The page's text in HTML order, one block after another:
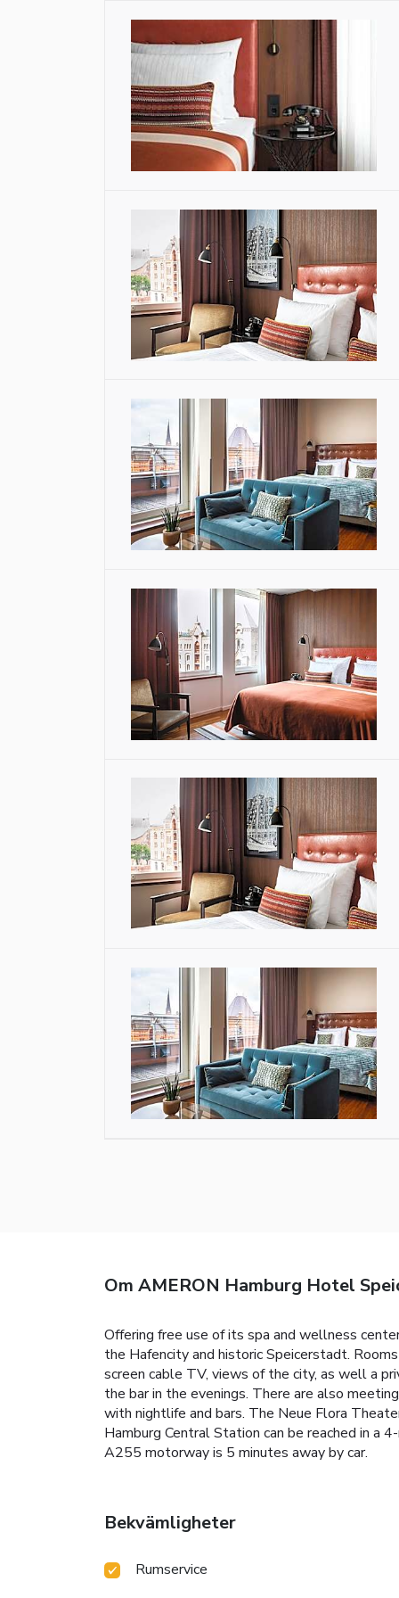
Om AMERON Hamburg Hotel
Offering free use of its spa and wellness
the Hafencity and historic Speicerstadt.
screen cable TV, views of the city, as well a
the bar in the evenings. There are also
with nightlife and bars. The Neue Flora
Hamburg Central Station can be reached in
A255 motorway is 5 minutes away by car.
Bekvämligheter
Rumservice